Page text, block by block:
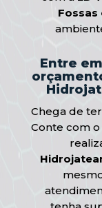
Entre
Chega de
Conte com